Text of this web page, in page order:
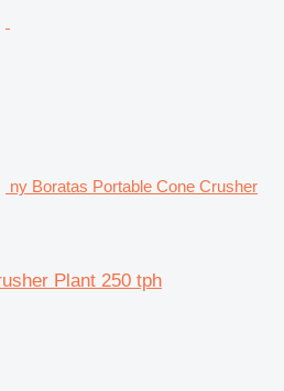
ny Boratas Portable Cone Crusher
Plant 250 tph